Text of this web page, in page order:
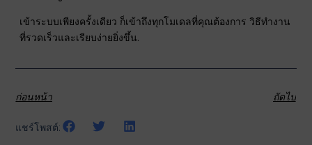
เข้าระบบเพียงครั้งเดียว ก็เข้าถึงทุกโมเดลที่คุณต้องการ วิธีทำงาน
ที่รวดเร็วและเรียบง่ายยิ่งขึ้น.
ก่อนหน้า ถัดไป
แชร์โพสต์: